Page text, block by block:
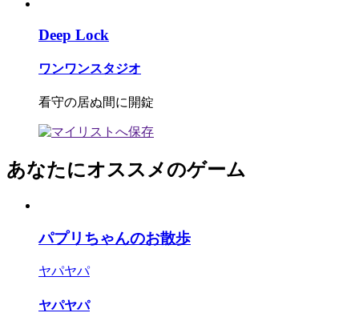
Deep Lock
ワンワンスタジオ
看守の居ぬ間に開錠
あなたにオススメのゲーム
パプリちゃんのお散歩
ヤパヤパ
ヤパヤパ